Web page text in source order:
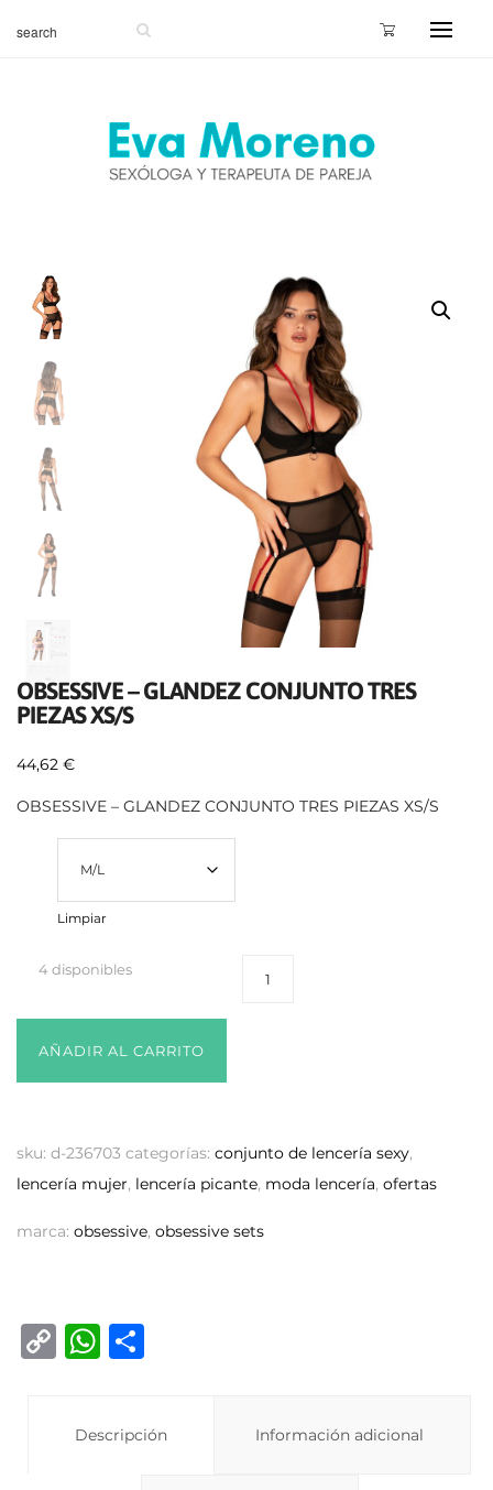
OBSESSIVE – GLANDEZ CONJUNTO TRES
PIEZAS XS/S
44,62 €
OBSESSIVE – GLANDEZ CONJUNTO TRES PIEZAS XS/S
Limpiar
4 disponibles
AÑADIR AL CARRITO
sku: d-236703 categorías: conjunto de lencería sexy,
lencería mujer, lencería picante, moda lencería, ofertas
marca: obsessive, obsessive sets
C
W
s
p
Descripción Información adicional